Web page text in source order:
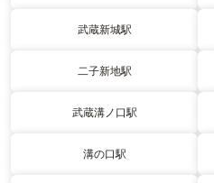
武蔵新城駅
二子新地駅
武蔵溝ノ口駅
溝の口駅